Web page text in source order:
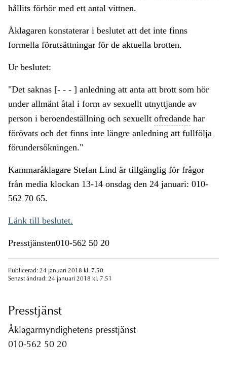
hållits förhör med ett antal vittnen.
Åklagaren konstaterar i beslutet att det inte finns
formella förutsättningar för de aktuella brotten.
Ur beslutet:
"Det saknas [- - - ] anledning att anta att brott som hör
under allmänt åtal i form av sexuellt utnyttjande av
person i beroendeställning och sexuellt ofredande har
förövats och det finns inte längre anledning att fullfölja
förundersökningen."
Kammaråklagare Stefan Lind är tillgänglig för frågor
från media klockan 13-14 onsdag den 24 januari: 010-
562 70 65.
Länk till beslutet.
Presstjänsten010-562 50 20
Publicerad: 24 januari 2018 kl. 7.50
Senast ändrad: 24 januari 2018 kl. 7.51
Presstjänst
Åklagarmyndighetens presstjänst
010-562 50 20